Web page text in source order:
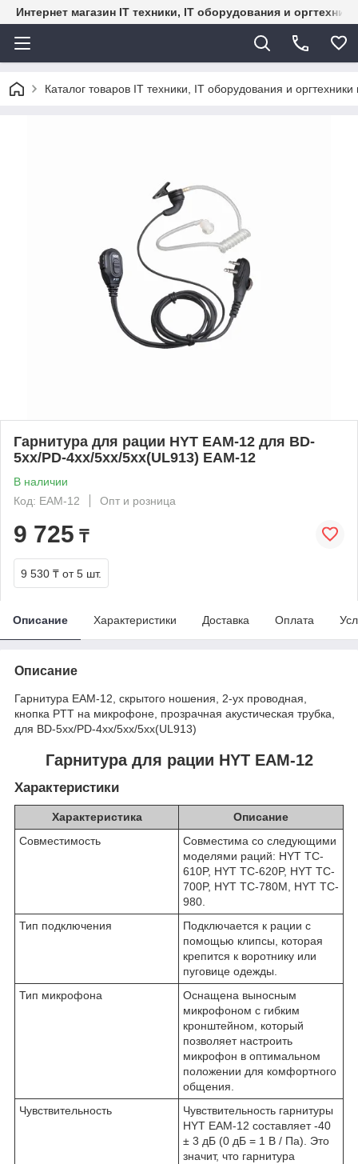
Интернет магазин IT техники, IT оборудования и
Каталог товаров IT техники, IT оборудования и
Гарнитура для рации HYT EAM-12 для BD-
5xx/PD-4xx/5xx/5xx(UL913) EAM-12
В наличии
Код: EAM-12
Опт и розница
9 725 ₸
9 530 ₸ от 5 шт.
Описание Характеристики Доставка Оплата
Описание
Гарнитура EAM-12, скрытого ношения, 2-ух проводная,
кнопка PTT на микрофоне, прозрачная акустическая трубка,
для BD-5xx/PD-4xx/5xx/5xx(UL913)
Гарнитура для рации HYT EAM-12
Характеристики
Характеристика
Описание
Совместимость
Cовместима со следующими
моделями раций: HYT TC-
610P, HYT TC-620P, HYT TC-
700P, HYT TC-780M, HYT TC-
980.
Тип подключения
Подключается к рации с
помощью клипсы, которая
крепится к воротнику или
пуговице одежды.
Тип микрофона
Оснащена выносным
микрофоном с гибким
кронштейном, который
позволяет настроить
микрофон в оптимальном
положении для комфортного
общения.
Чувствительность
Чувствительность гарнитуры
HYT EAM-12 составляет -40
± 3 дБ (0 дБ = 1 В / Па). Это
значит, что гарнитура